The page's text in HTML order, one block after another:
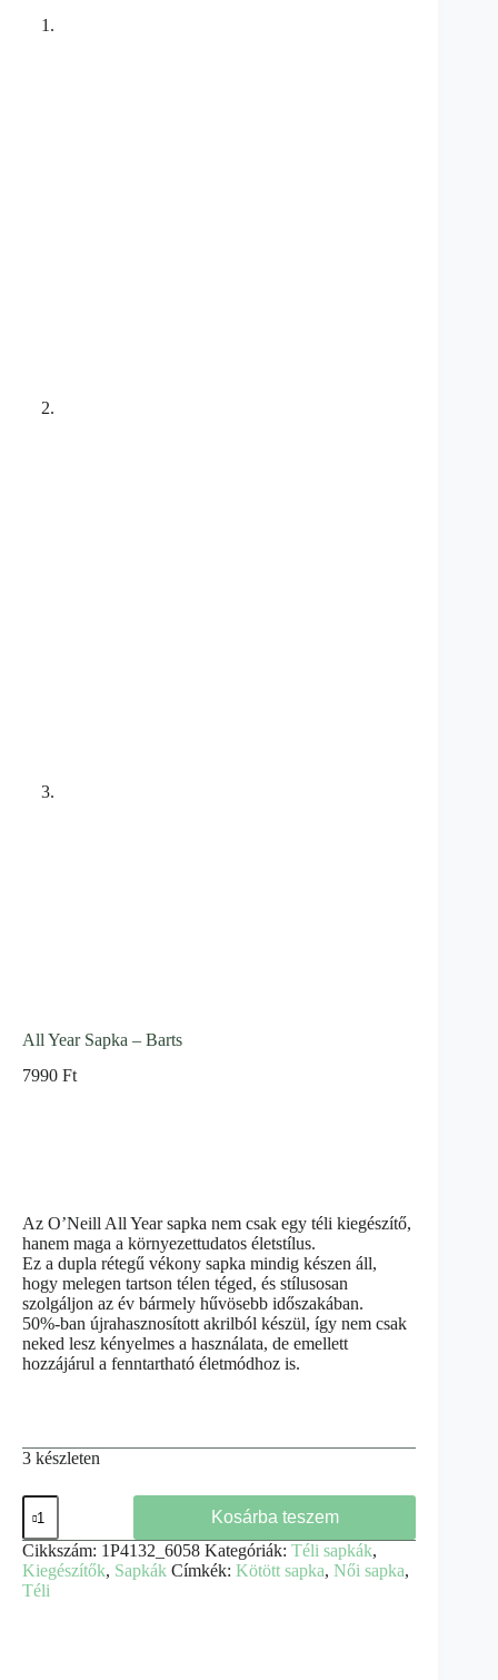
All Year Sapka – Barts
7990 Ft
Az O’Neill All Year sapka nem csak egy téli kiegészítő,
hanem maga a környezettudatos életstílus.
Ez a dupla rétegű vékony sapka mindig készen áll,
hogy melegen tartson télen téged, és stílusosan
szolgáljon az év bármely hűvösebb időszakában.
50%-ban újrahasznosított akrilból készül, így nem csak
neked lesz kényelmes a használata, de emellett
hozzájárul a fenntartható életmódhoz is.
3 készleten
Kosárba teszem
Cikkszám: 1P4132_6058 Kategóriák: Téli sapkák,
Kiegészítők, Sapkák Címkék: Kötött sapka, Női sapka,
Téli